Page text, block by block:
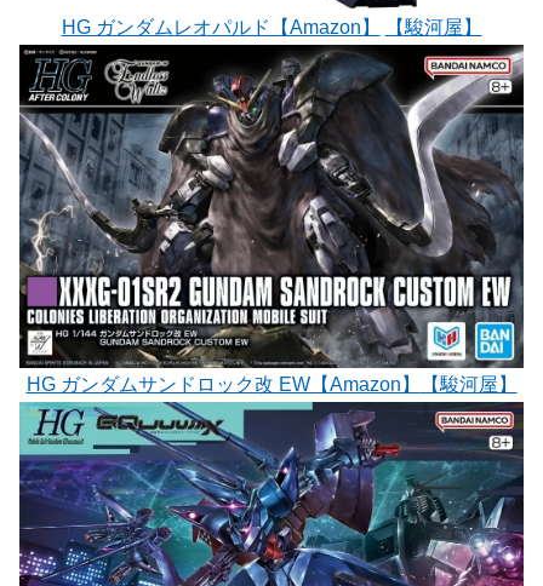
HG ガンダムレオパルド【Amazon】 【駿河屋】
HG ガンダムサンドロック改 EW【Amazon】 【駿河屋】